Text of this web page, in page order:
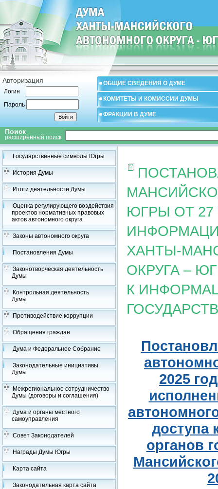
Авторизация
Логин
Пароль
ОБЩИЕ СВЕДЕНИЯ О ДУМЕ
КОМИТЕТЫ И КОМИССИИ ДУМЫ
ФРАКЦИИ В ДУМЕ
Поиск
расширенный поиск
Государственные символы Югры
История Думы
Итоги деятельности Думы
Оценка регулирующего воздействия
проектов нормативных правовых
актов автономного округа
Законы автономного округа
Постановления Думы
Законотворческая деятельность
Думы
Контрольная деятельность
Думы
Противодействие коррупции
Обращения граждан
Дума и Федеральное Собрание
Законодательные инициативы
Думы
Межрегиональное сотрудничество
Думы (договоры и соглашения)
Дума и органы местного
самоуправления
Совет Законодателей
Награды Думы Югры
Карта сайта
Законодательная карта сайта
ЮГРЫ ОТ 27
ХАНТЫ-
ОКРУГА –
К
2025
доступа
органов